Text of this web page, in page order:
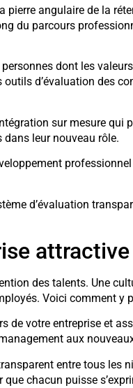
pierre angulaire de la
du parcours
dont les
d’évaluation des
sur mesure qui
dans leur nouveau rôle.
d’évaluation
attractive
des talents. Une
Voici comment y
de votre entreprise et
aux
entre tous les
chacun puisse